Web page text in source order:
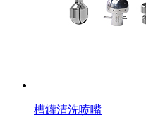
槽罐清洗喷嘴